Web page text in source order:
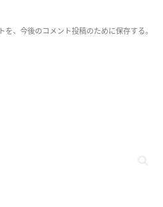
、今後のコメント投稿のために保存する。